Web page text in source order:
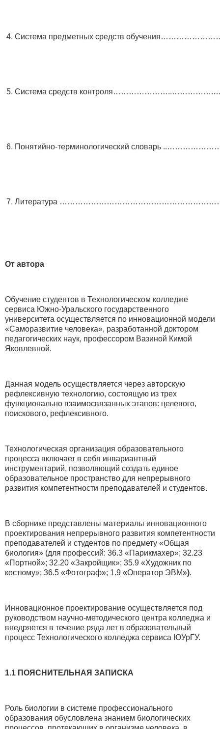
4. Система предметных средств
5. Система средств
6. Понятийно-терминологический словарь
7. Литература
От автора
Обучение студентов в Технологическом колледже
сервиса Южно-Уральского государственного
университета осуществляется по инновационной модели
«Саморазвитие человека», разработанной доктором
педагогических наук, профессором Вазиной Кимой
Яковлевной.
Данная модель осуществляется через авторскую
рефлексивную технологию, состоящую из трех
функционально взаимосвязанных этапов: целевого,
поискового, рефлексивного.
Технологическая организация образовательного
процесса включает в себя инвариантный
инструментарий, позволяющий создать единое
образовательное пространство для непрерывного
развития компетентности преподавателей и студентов.
В сборнике представлены материалы инновационного
проектирования непрерывного развития компетентности
преподавателей и студентов по предмету «Общая
биология» (для профессий: 36.3 «Парикмахер»; 32.23
«Портной»; 32.20 «Закройщик»; 35.9 «Художник по
костюму»; 36.5 «Фотограф»; 1.9 «Оператор ЭВМ»).
Инновационное проектирование осуществляется под
руководством научно-методического центра колледжа и
внедряется в течение ряда лет в образовательный
процесс Технологического колледжа сервиса ЮУрГУ.
1.1 ПОЯСНИТЕЛЬНАЯ ЗАПИСКА
Роль биологии в системе профессионального
образования обусловлена знанием биологических